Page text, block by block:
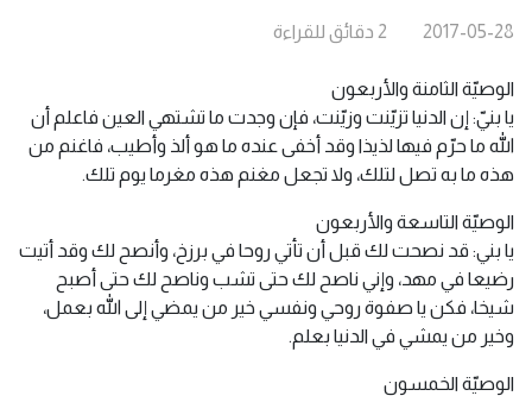
2017-05-28
2 دقائق للقراءة
الوصيّة الثامنة والأربعون
يا بنيّ: إن الدنيا تزيّنت وزيّنت، فإن وجدت ما تشتهي العين فاعلم أن
الله ما حرّم فيها لذيذا وقد أخفى عنده ما هو ألذ وأطيب، فاغنم من
هذه ما به تصل لتلك، ولا تجعل مغنم هذه مغرما يوم تلك.
الوصيّة التاسعة والأربعون
يا بني: قد نصحت لك قبل أن تأتي روحا في برزخ، وأنصح لك وقد أتيت
رضيعا في مهد، وإني ناصح لك حتى تشب وناصح لك حتى أصبح
شيخا، فكن يا صفوة روحي ونفسي خير من يمضي إلى الله بعمل،
وخير من يمشي في الدنيا بعلم.
الوصيّة الخمسون